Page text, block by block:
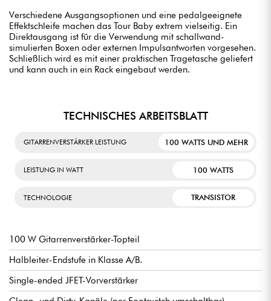
Verschiedene Ausgangsoptionen und eine pedalgeeignete
Effektschleife machen das Tour Baby extrem vielseitig. Ein
Direktausgang ist für die Verwendung mit schallwand-
simulierten Boxen oder externen Impulsantworten vorgesehen.
Schließlich wird es mit einer praktischen Tragetasche geliefert
und kann auch in ein Rack eingebaut werden.
TECHNISCHES ARBEITSBLATT
GITARRENVERSTÄRKER LEISTUNG 100 WATTS UND MEHR
LEISTUNG IN WATT 100 WATTS
TECHNOLOGIE TRANSISTOR
100 W Gitarrenverstärker-Topteil
Halbleiter-Endstufe in Klasse A/B.
Single-ended JFET-Vorverstärker